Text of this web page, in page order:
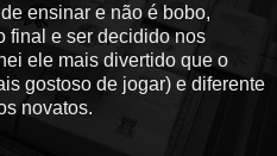
ensinar e não é bobo,
final e ser decidido nos
ele mais divertido que o
gostoso de jogar) e diferente
novatos.